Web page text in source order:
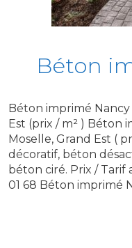
Béton
Béton imprimé
Est (prix / m² ) Béton
Moselle, Grand Est (
décoratif, béton
béton ciré. Prix / Tarif
01 68 Béton imprimé